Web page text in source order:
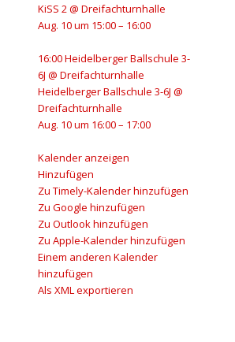
KiSS 2@ Dreifachturnhalle
Aug. 10 um 15:00 – 16:00
16:00Heidelberger Ballschule 3-
6J@ Dreifachturnhalle
Heidelberger Ballschule 3-6J @
Dreifachturnhalle
Aug. 10 um 16:00 – 17:00
Kalender anzeigen
Hinzufügen
Zu Timely-Kalender hinzufügen
Zu Google hinzufügen
Zu Outlook hinzufügen
Zu Apple-Kalender hinzufügen
Einem anderen Kalender
hinzufügen
Als XML exportieren